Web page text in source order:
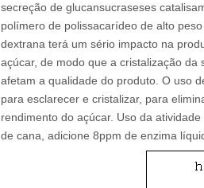
secreção de glucansucraseses
polímero de polissacarídeo de alto
dextrana terá um sério impacto na
açúcar, de modo que a cristalização
afetam a qualidade do produto. O uso
para esclarecer e cristalizar, para
rendimento do açúcar. Uso da
de cana, adicione 8ppm de enzima